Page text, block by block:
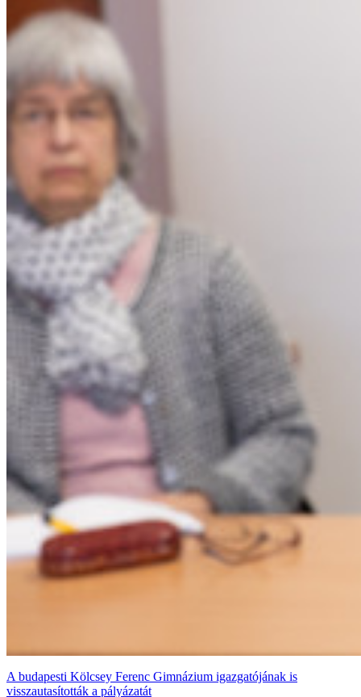
A budapesti Kölcsey Ferenc Gimnázium igazgatójának is
visszautasították a pályázatát